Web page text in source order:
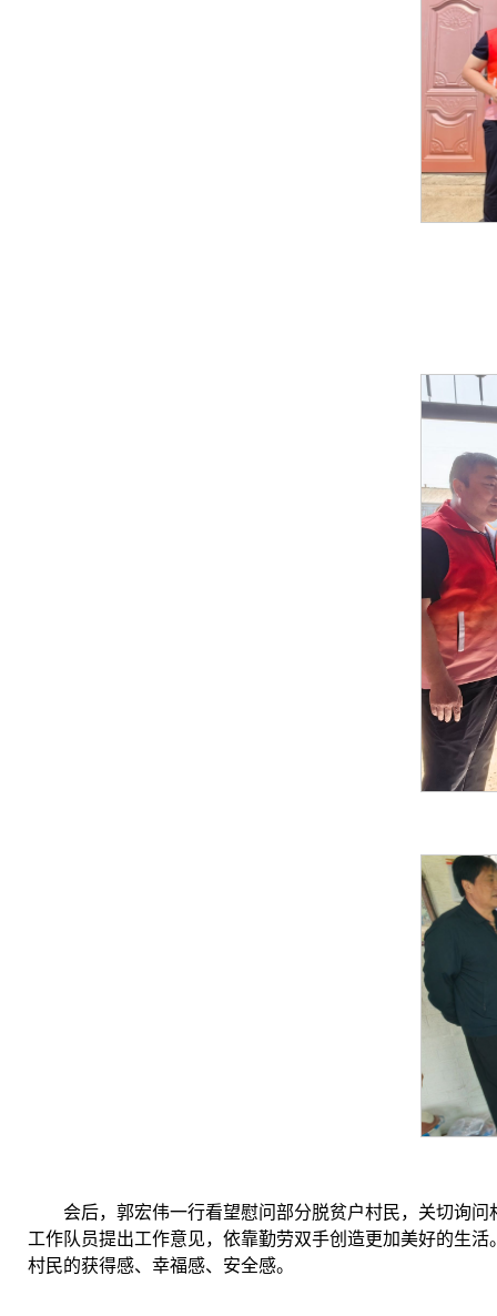
会后，郭宏伟一行看望慰问部分脱贫户村民，关切询
工作队员提出工作意见，依靠勤劳双手创造更加美好的生
村民的获得感、幸福感、安全感。